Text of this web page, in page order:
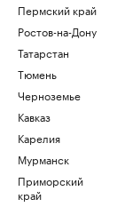
Пермский край
Ростов-на-Дону
Татарстан
Тюмень
Черноземье
Кавказ
Карелия
Мурманск
Приморский
край